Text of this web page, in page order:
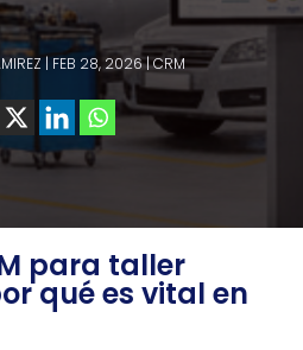
|FEB 28, 2026|CRM
para taller
qué es vital en